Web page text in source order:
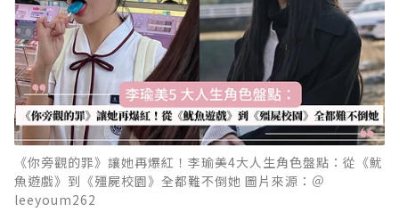
《你旁觀的罪》讓她再爆紅！李瑜美4大人生角色盤點：從《魷
魚遊戲》到《殭屍校園》全都難不倒她 圖片來源：＠
leeyoum262